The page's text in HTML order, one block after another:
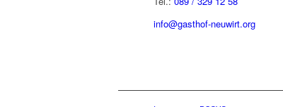
info@gasthof-neuwirt.org